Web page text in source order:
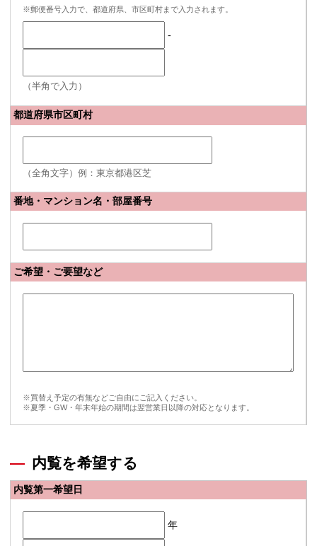
※郵便番号入力で、都道府県、市区町村まで入力されます。
-
（半角で入力）
都道府県市区町村
（全角文字）例：東京都港区芝
番地・マンション名・部屋番号
ご希望・ご要望など
※買替え予定の有無などご自由にご記入ください。
※夏季・GW・年末年始の期間は翌営業日以降の対応となります。
内覧を希望する
内覧第一希望日
年